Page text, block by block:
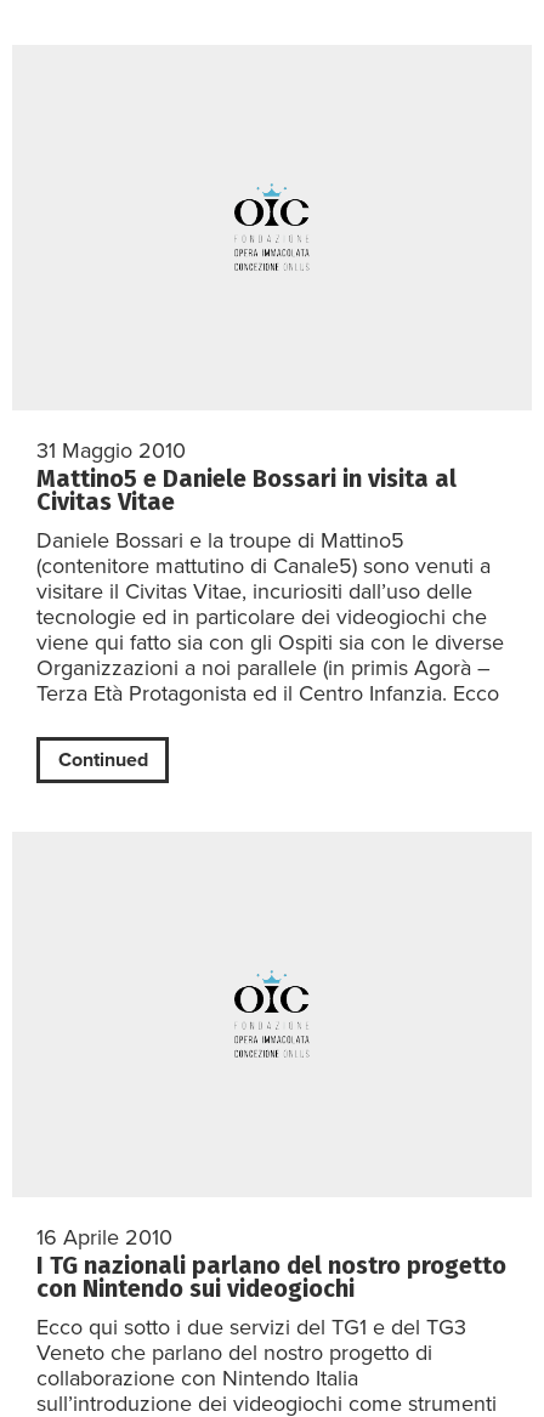
31 Maggio 2010
Mattino5 e Daniele Bossari in visita al
Civitas Vitae
Daniele Bossari e la troupe di Mattino5
(contenitore mattutino di Canale5) sono venuti a
visitare il Civitas Vitae, incuriositi dall’uso delle
tecnologie ed in particolare dei videogiochi che
viene qui fatto sia con gli Ospiti sia con le diverse
Organizzazioni a noi parallele (in primis Agorà –
Terza Età Protagonista ed il Centro Infanzia. Ecco
Continued
16 Aprile 2010
I TG nazionali parlano del nostro progetto
con Nintendo sui videogiochi
Ecco qui sotto i due servizi del TG1 e del TG3
Veneto che parlano del nostro progetto di
collaborazione con Nintendo Italia
sull’introduzione dei videogiochi come strumenti